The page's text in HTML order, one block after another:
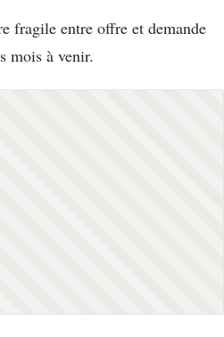
fragile entre offre et demande
mois à venir.